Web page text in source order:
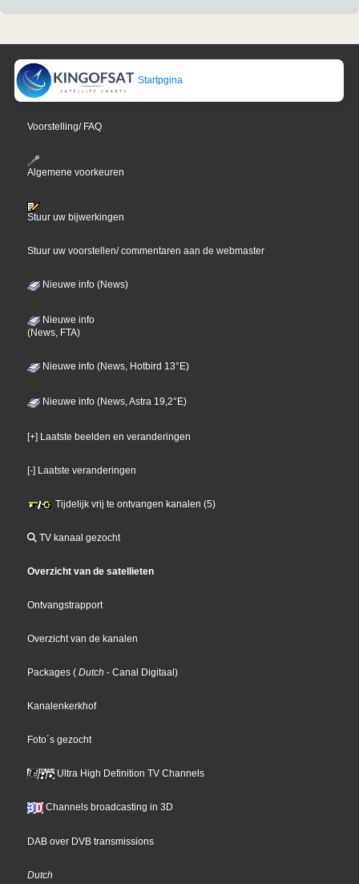
Startpgina
Voorstelling/ FAQ
Algemene voorkeuren
Stuur uw bijwerkingen
Stuur uw voorstellen/ commentaren aan de webmaster
Nieuwe info (News)
Nieuwe info
(News, FTA)
Nieuwe info (News, Hotbird 13°E)
Nieuwe info (News, Astra 19,2°E)
[+] Laatste beelden en veranderingen
[-] Laatste veranderingen
Tijdelijk vrij te ontvangen kanalen (5)
TV kanaal gezocht
Overzicht van de satellieten
Ontvangstrapport
Overzicht van de kanalen
Packages ( Dutch - Canal Digitaal)
Kanalenkerkhof
Foto´s gezocht
Ultra High Definition TV Channels
Channels broadcasting in 3D
DAB over DVB transmissions
Dutch